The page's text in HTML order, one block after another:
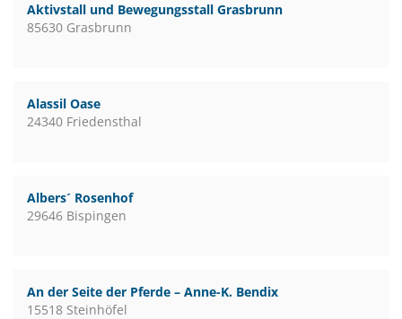
Aktivstall und Bewegungsstall Grasbrunn
85630 Grasbrunn
Alassil Oase
24340 Friedensthal
Albers´ Rosenhof
29646 Bispingen
An der Seite der Pferde – Anne-K. Bendix
15518 Steinhöfel